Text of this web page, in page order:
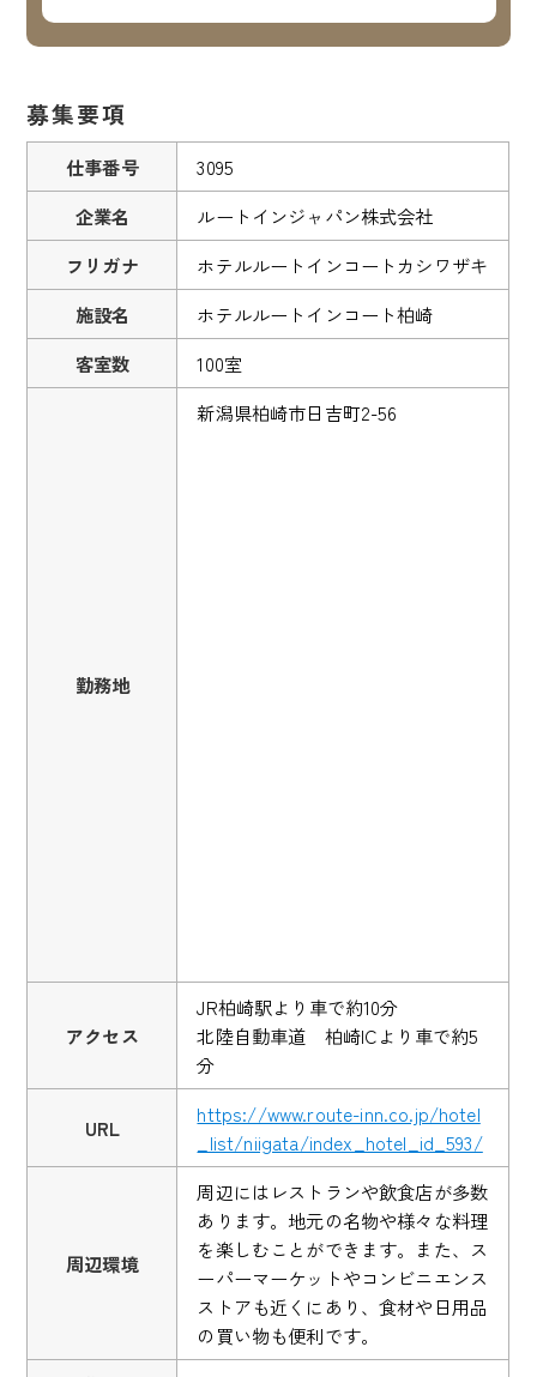
募集要項
仕事番号
3095
企業名
ルートインジャパン株式会社
フリガナ
ホテルルートインコートカシワザキ
施設名
ホテルルートインコート柏崎
客室数
100室
勤務地
新潟県柏崎市日吉町2-56
アクセス
JR柏崎駅より車で約10分
北陸自動車道 柏崎ICより車で約5
分
URL
https://www.route-inn.co.jp/hotel
_list/niigata/index_hotel_id_593/
周辺環境
周辺にはレストランや飲食店が多数
あります。地元の名物や様々な料理
を楽しむことができます。また、ス
ーパーマーケットやコンビニエンス
ストアも近くにあり、食材や日用品
の買い物も便利です。